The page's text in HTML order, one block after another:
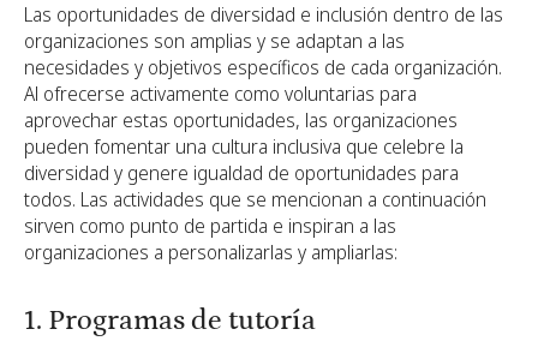
Las oportunidades de diversidad e inclusión dentro de las
organizaciones son amplias y se adaptan a las
necesidades y objetivos específicos de cada organización.
Al ofrecerse activamente como voluntarias para
aprovechar estas oportunidades, las organizaciones
pueden fomentar una cultura inclusiva que celebre la
diversidad y genere igualdad de oportunidades para
todos. Las actividades que se mencionan a continuación
sirven como punto de partida e inspiran a las
organizaciones a personalizarlas y ampliarlas:
1. Programas de tutoría